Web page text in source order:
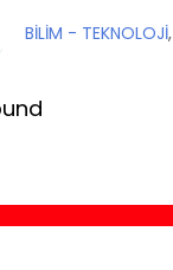
BİLİM - TEKNOLOJİ,